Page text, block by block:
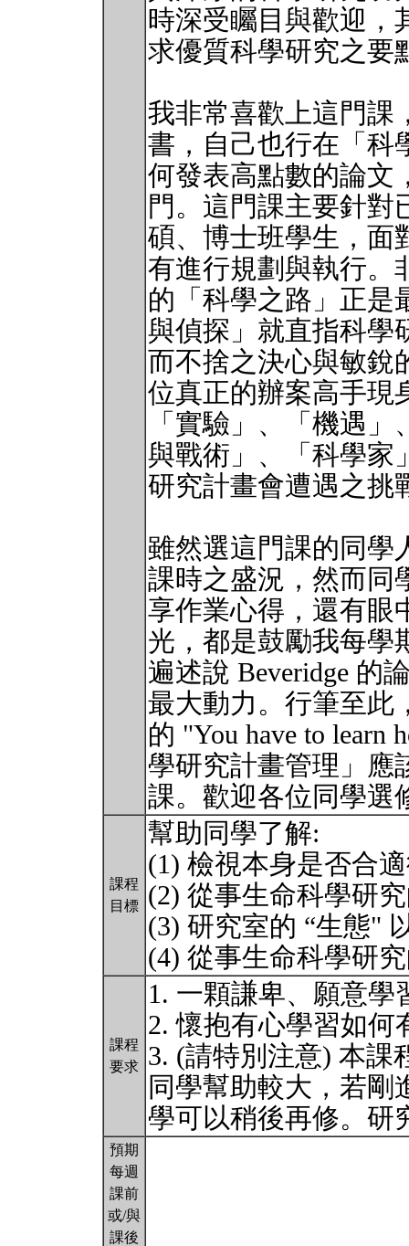
時深受矚目與歡迎，
求優質科學研究之要
我非常喜歡上這門課
書，自己也行在「科
何發表高點數的論文
門。這門課主要針對
碩、博士班學生，面
有進行規劃與執行。
的「科學之路」正是
與偵探」就直指科學
而不捨之決心與敏銳
位真正的辦案高手現
「實驗」、「機遇
與戰術」、「科學家
研究計畫會遭遇之挑
雖然選這門課的同學
課時之盛況，然而同
享作業心得，還有眼
光，都是鼓勵我每學
遍述說 Beveridge 的
最大動力。行筆至此
的 "You have to learn
學研究計畫管理」應
課。歡迎各位同學
課程
目標
幫助同學了解:
(1) 檢視本身是否合
(2) 從事生命科學研
(3) 研究室的 “生態"
(4) 從事生命科學研
課程
要求
1. 一顆謙卑、願意
2. 懷抱有心學習如何
3. (請特別注意) 本課
同學幫助較大，若剛
學可以稍後再修。
預期
每週
課前
或/與
課後